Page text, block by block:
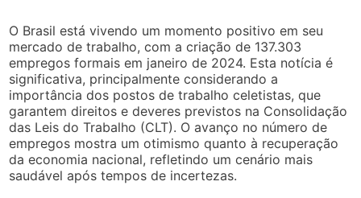
O Brasil está vivendo um momento positivo em seu
mercado de trabalho, com a criação de 137.303
empregos formais em janeiro de 2024. Esta notícia é
significativa, principalmente considerando a
importância dos postos de trabalho celetistas, que
garantem direitos e deveres previstos na Consolidação
das Leis do Trabalho (CLT). O avanço no número de
empregos mostra um otimismo quanto à recuperação
da economia nacional, refletindo um cenário mais
saudável após tempos de incertezas.